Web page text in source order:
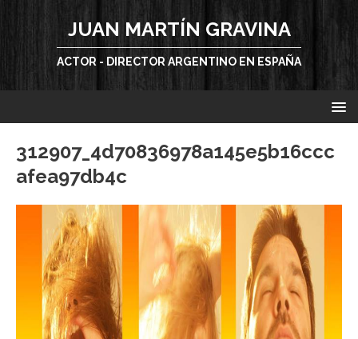
JUAN MARTÍN GRAVINA
ACTOR - DIRECTOR ARGENTINO EN ESPAÑA
312907_4d70836978a145e5b16ccc
afea97db4c